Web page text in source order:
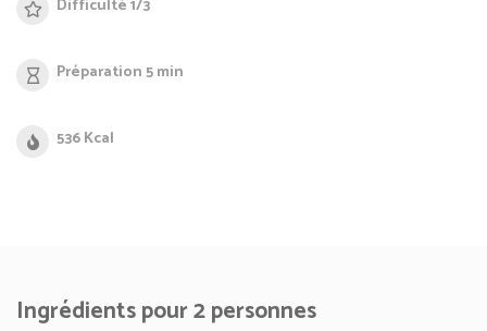
Difficulté 1/3
Préparation 5 min
536 Kcal
Ingrédients pour 2 personnes